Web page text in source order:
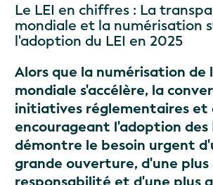
Le LEI en chiffres : La
mondiale et la numérisation
l'adoption du LEI en 2025
Alors que la numérisation de
mondiale s'accélère, la
initiatives réglementaires et
encourageant l'adoption des
démontre le besoin urgent
grande ouverture, d'une plus